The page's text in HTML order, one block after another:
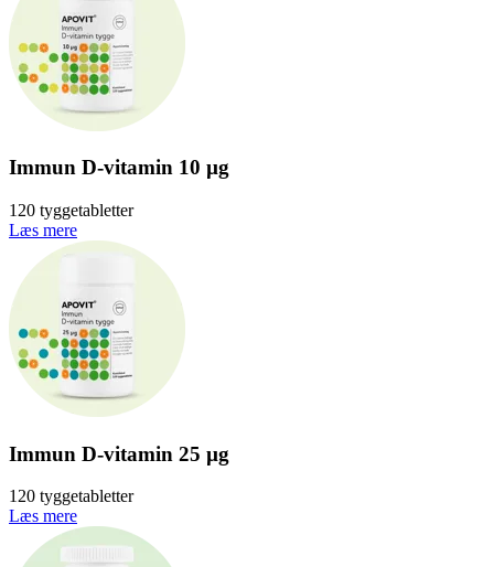
Immun D-vitamin 10 µg
120 tyggetabletter
Læs mere
Immun D-vitamin 25 µg
120 tyggetabletter
Læs mere